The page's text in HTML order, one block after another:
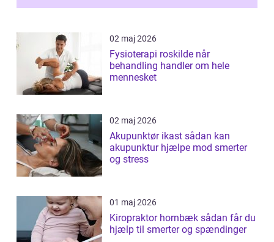
02 maj 2026
Fysioterapi roskilde når
behandling handler om hele
mennesket
02 maj 2026
Akupunktør ikast sådan kan
akupunktur hjælpe mod smerter
og stress
01 maj 2026
Kiropraktor hornbæk sådan får du
hjælp til smerter og spændinger